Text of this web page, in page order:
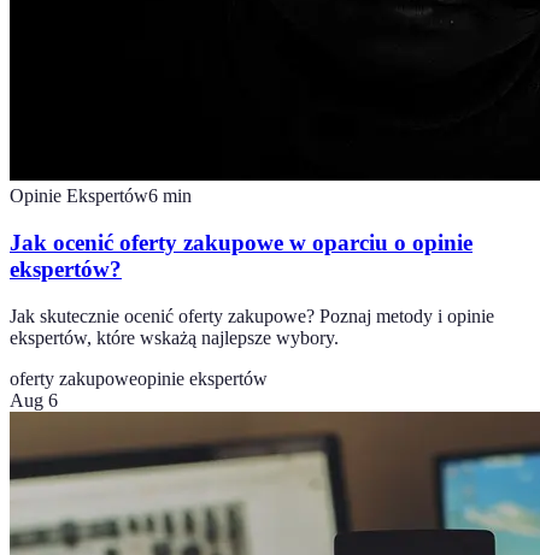
Opinie Ekspertów6 min
Jak ocenić oferty zakupowe w oparciu o opinie
ekspertów?
Jak skutecznie ocenić oferty zakupowe? Poznaj metody i opinie
ekspertów, które wskażą najlepsze wybory.
oferty zakupoweopinie ekspertów
Aug 6